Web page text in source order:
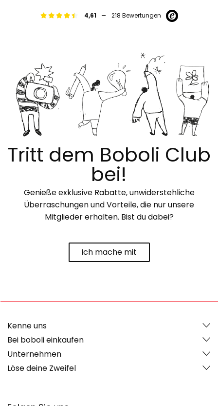
4,61 - 218 Bewertungen
Tritt dem Boboli Club
bei!
Genieße exklusive Rabatte, unwiderstehliche
Überraschungen und Vorteile, die nur unsere
Mitglieder erhalten. Bist du dabei?
Ich mache mit
Kenne uns
Bei boboli einkaufen
Unternehmen
Löse deine Zweifel